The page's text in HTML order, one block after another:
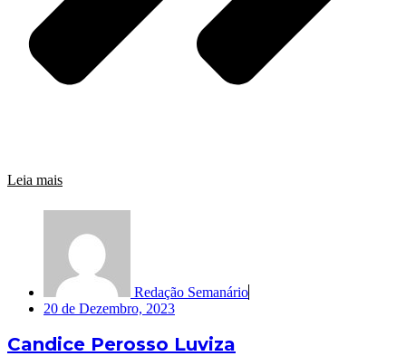
Leia mais
Redação Semanário
20 de Dezembro, 2023
Candice Perosso Luviza